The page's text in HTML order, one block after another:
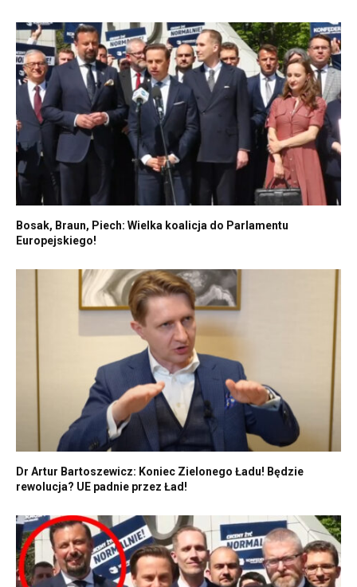
Bosak, Braun, Piech: Wielka koalicja do Parlamentu
Europejskiego!
Dr Artur Bartoszewicz: Koniec Zielonego Ładu! Będzie
rewolucja? UE padnie przez Ład!